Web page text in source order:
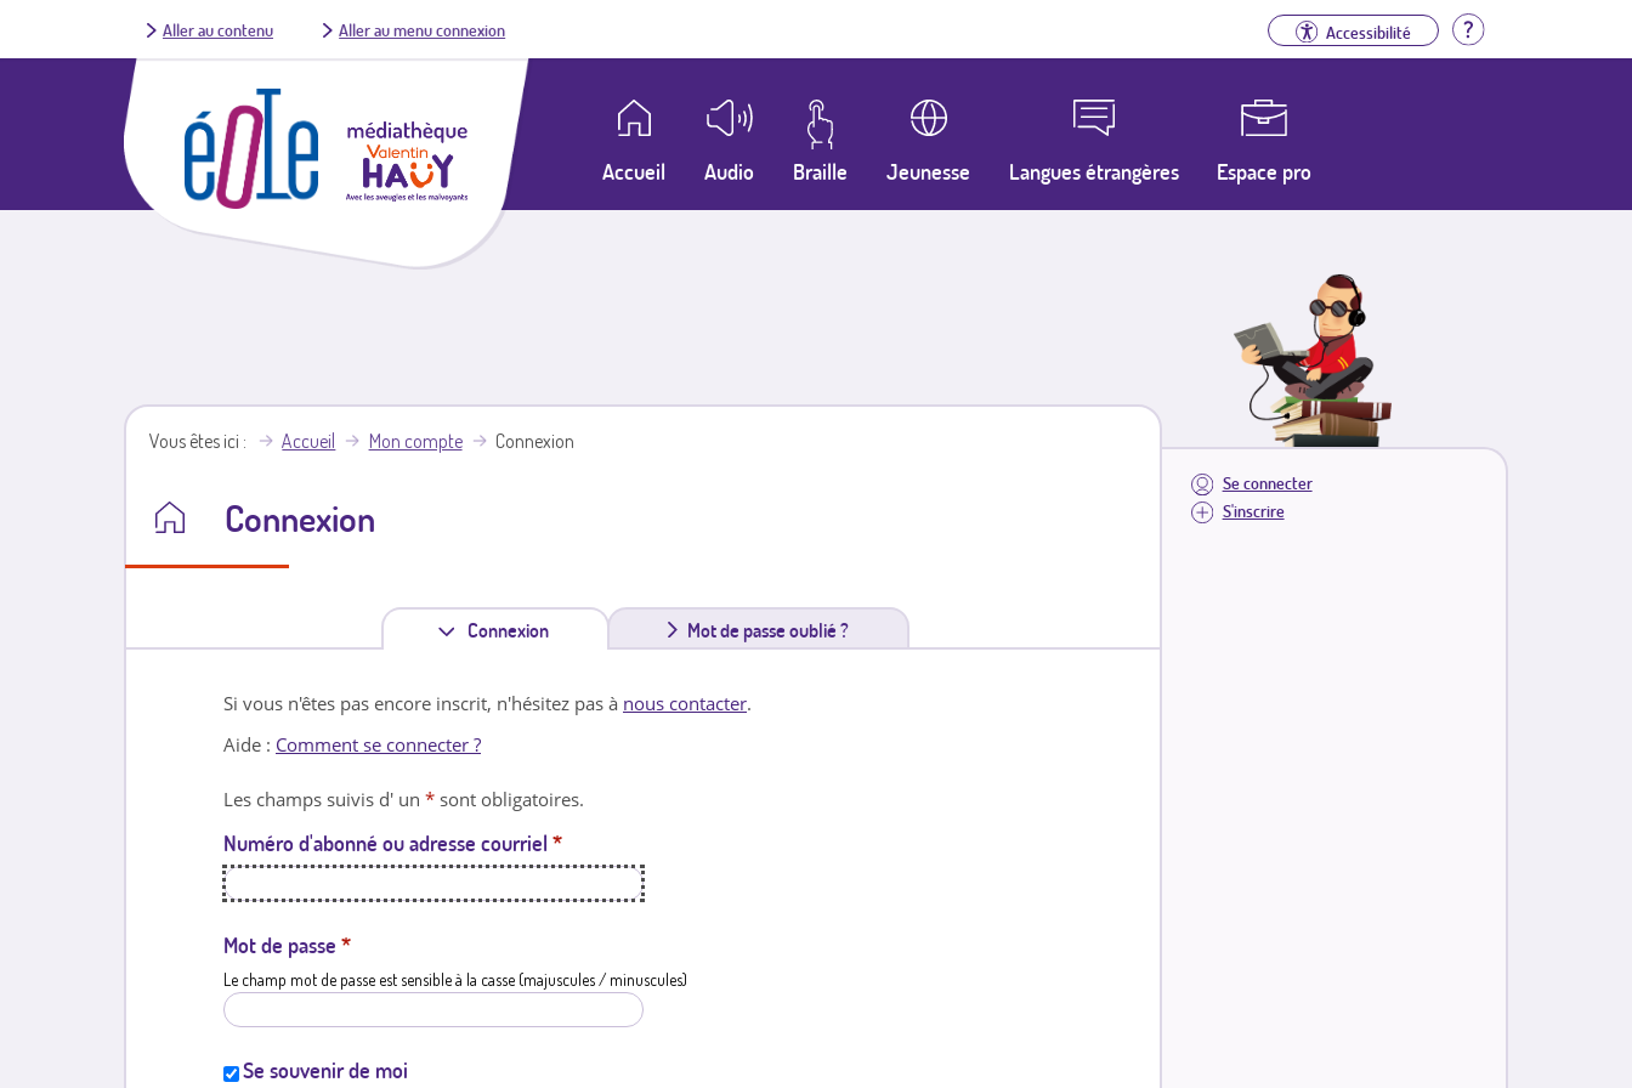
Aller au contenu Aller au menu connexion Accessibilité Aide
Accueil Audio Braille Jeunesse Langues étrangères Espace pro
Se connecter
S'inscrire
Vous êtes ici Accueil Mon compte Connexion
Connexion
Connexion
n
l
e
Mot de passe oublié ?
Si vous n'êtes pas encore inscrit, n'hésitez pas à nous contacter.
Aide : Comment se connecter ?
Les champs suivis d' un * sont obligatoires.
Numéro d'abonné ou adresse courriel *
Mot de passe *
Le champ mot de passe est sensible à la casse (majuscules / minuscules)
Se souvenir de moi